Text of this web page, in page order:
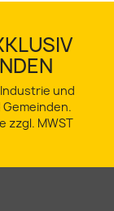
und
zzgl. MWST